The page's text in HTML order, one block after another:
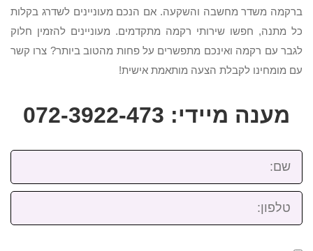
ברקמה משדר מחשבה והשקעה. אם הנכם מעוניינים לשדרג בקלות
כל מתנה, חפשו שירותי רקמה מתקדמים. מעוניינים להזמין חלוק
לגבר עם רקמה ואינכם מתפשרים על פחות מהטוב ביותר? צרו קשר
עם מומחינו לקבלת הצעה מותאמת אישית!
מענה מיידי: 072-3922-473
שם:
טלפון: